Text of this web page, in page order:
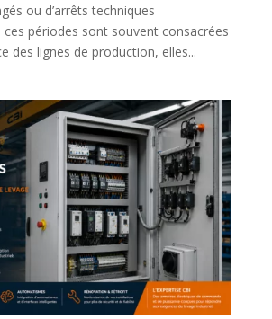
ou d’arrêts techniques
ces périodes sont souvent consacrées
des lignes de production, elles...